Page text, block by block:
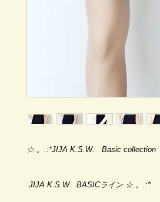
☆.。.:*JIJA K.S.W. Basic collection
JIJA K.S.W. BASICライン ☆.。.:*